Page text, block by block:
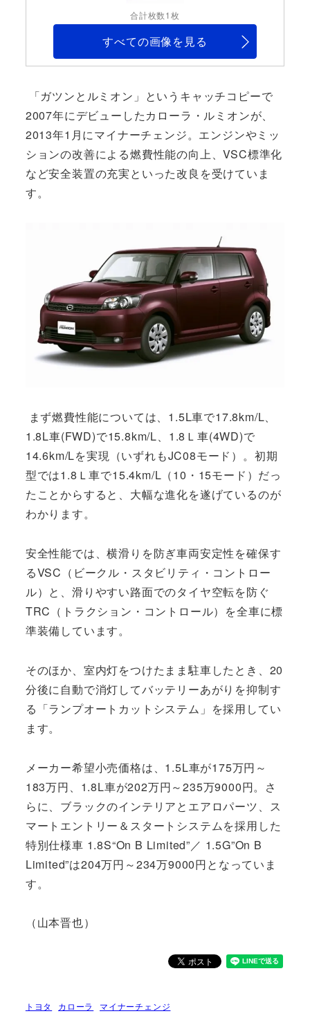
合計枚数1枚
すべての画像を見る
「ガツンとルミオン」というキャッチコピーで
2007年にデビューしたカローラ・ルミオンが、
2013年1月にマイナーチェンジ。エンジンやミッ
ションの改善による燃費性能の向上、VSC標準化
など安全装置の充実といった改良を受けていま
す。
まず燃費性能については、1.5L車で17.8km/L、
1.8L車(FWD)で15.8km/L、1.8Ｌ車(4WD)で
14.6km/Lを実現（いずれもJC08モード）。初期
型では1.8Ｌ車で15.4km/L（10・15モード）だっ
たことからすると、大幅な進化を遂げているのが
わかります。
安全性能では、横滑りを防ぎ車両安定性を確保す
るVSC（ビークル・スタビリティ・コントロー
ル）と、滑りやすい路面でのタイヤ空転を防ぐ
TRC（トラクション・コントロール）を全車に標
準装備しています。
そのほか、室内灯をつけたまま駐車したとき、20
分後に自動で消灯してバッテリーあがりを抑制す
る「ランプオートカットシステム」を採用してい
ます。
メーカー希望小売価格は、1.5L車が175万円～
183万円、1.8L車が202万円～235万9000円。さ
らに、ブラックのインテリアとエアロパーツ、ス
マートエントリー＆スタートシステムを採用した
特別仕様車 1.8S“On B Limited”／ 1.5G”On B
Limited”は204万円～234万9000円となっていま
す。
（山本晋也）
トヨタ カローラ マイナーチェンジ